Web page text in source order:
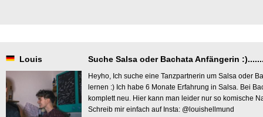
Louis Suche Salsa oder Bachata Anfängerin
Heyho, Ich suche eine Tanzpartnerin um Salsa oder
lernen :) Ich habe 6 Monate Erfahrung in Salsa. Bei
komplett neu. Hier kann man leider nur so komische
Schreib mir einfach auf Insta: @louishellmund